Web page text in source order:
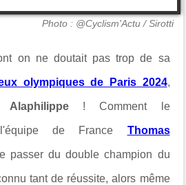
Photo : @Cyclism'Actu / Sirotti
on ne doutait pas trop de sa
olympiques de Paris 2024,
Alaphilippe ! Comment le
de France Thomas
passer du double champion du
tant de réussite, alors même